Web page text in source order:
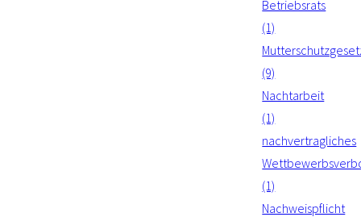
Betriebsrats
(1)
(9)
Nachtarbeit
(1)
nachvertragliches
(1)
Nachweispflicht